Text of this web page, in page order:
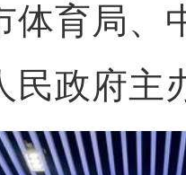
体育局、
民政府主